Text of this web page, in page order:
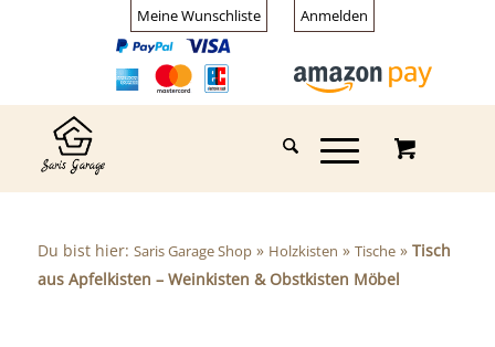
Meine Wunschliste Anmelden
Du bist hier: Saris Garage Shop» Holzkisten » Tische» Tisch
aus Apfelkisten – Weinkisten & Obstkisten Möbel